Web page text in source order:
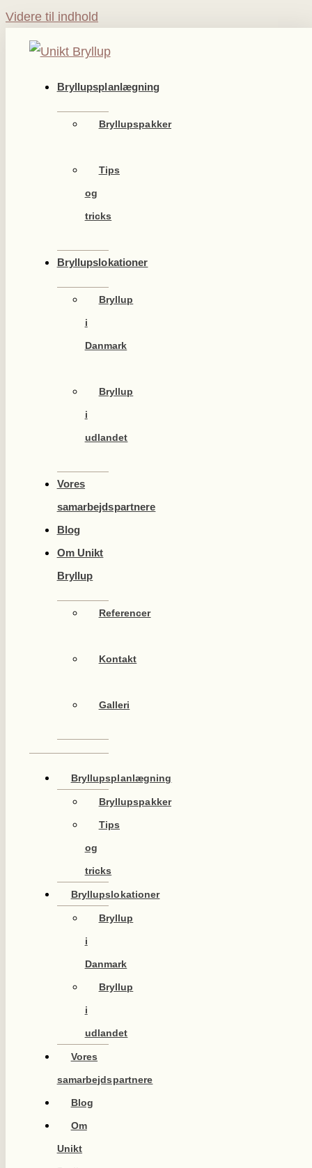
Videre til indhold
Bryllupsplanlægning
Bryllupspakker
Tips
og
tricks
Bryllupslokationer
Bryllup
i
Danmark
Bryllup
i
udlandet
Vores
samarbejdspartnere
Blog
Om Unikt
Bryllup
Referencer
Kontakt
Galleri
Bryllupsplanlægning
Bryllupspakker
Tips
og
tricks
Bryllupslokationer
Bryllup
i
Danmark
Bryllup
i
udlandet
Vores
samarbejdspartnere
Blog
Om
Unikt